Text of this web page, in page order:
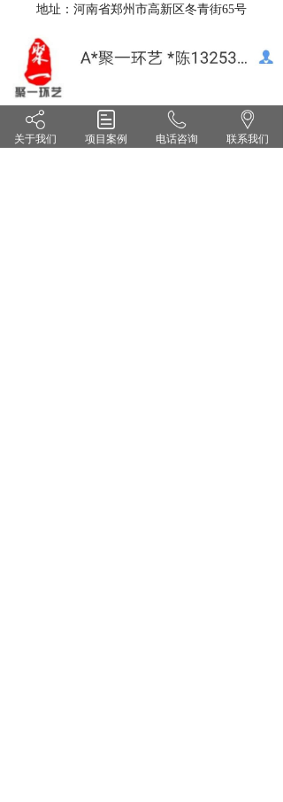
地址：河南省郑州市高新区冬青街65号
关于我们 项目案例 电话咨询 联系我们